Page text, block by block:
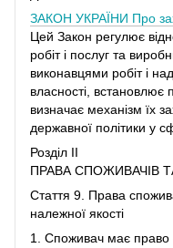
ЗАКОН УКРАЇНИ Про
Цей Закон регулює
робіт і послуг та
виконавцями робіт і
власності, встановлює
визначає механізм їх
державної політики у
Розділ II
ПРАВА СПОЖИВАЧІВ
Стаття 9. Права
належної якості
1. Споживач має право